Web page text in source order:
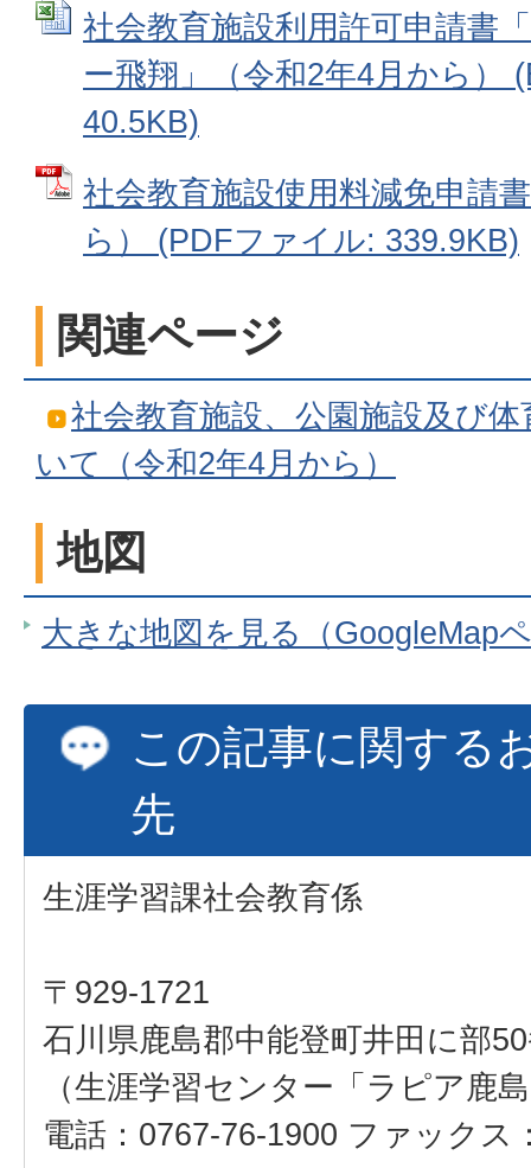
社会教育施設利用許可申請書
ー飛翔」（令和2年4月から）
40.5KB)
社会教育施設使用料減免申請
ら） (PDFファイル: 339.9KB)
関連ページ
社会教育施設、公園施設及び
いて（令和2年4月から）
地図
大きな地図を見る（GoogleMap
この記事に関する
先
生涯学習課社会教育係
〒929-1721
石川県鹿島郡中能登町井田に部
（生涯学習センター「ラピア鹿
電話：0767-76-1900 ファックス